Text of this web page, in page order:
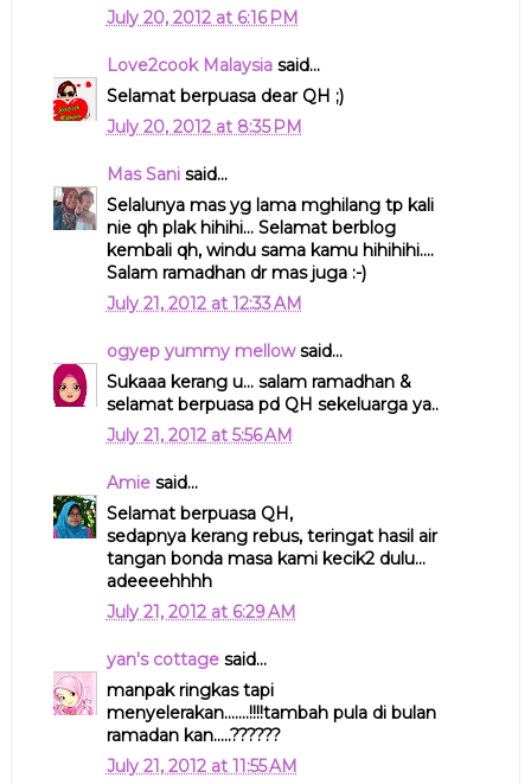
July 20, 2012 at 6:16 PM
Love2cook Malaysiasaid...
Selamat berpuasa dear QH ;)
July 20, 2012 at 8:35 PM
Mas Sanisaid...
Selalunya mas yg lama mghilang tp kali
nie qh plak hihihi... Selamat berblog
kembali qh, windu sama kamu hihihihi....
Salam ramadhan dr mas juga :-)
July 21, 2012 at 12:33 AM
ogyep yummy mellowsaid...
Sukaaa kerang u... salam ramadhan &
selamat berpuasa pd QH sekeluarga ya..
July 21, 2012 at 5:56 AM
Amiesaid...
Selamat berpuasa QH,
sedapnya kerang rebus, teringat hasil air
tangan bonda masa kami kecik2 dulu...
adeeeehhhh
July 21, 2012 at 6:29 AM
yan's cottagesaid...
manpak ringkas tapi
menyelerakan.......!!!!tambah pula di bulan
ramadan kan.....??????
July 21, 2012 at 11:55 AM